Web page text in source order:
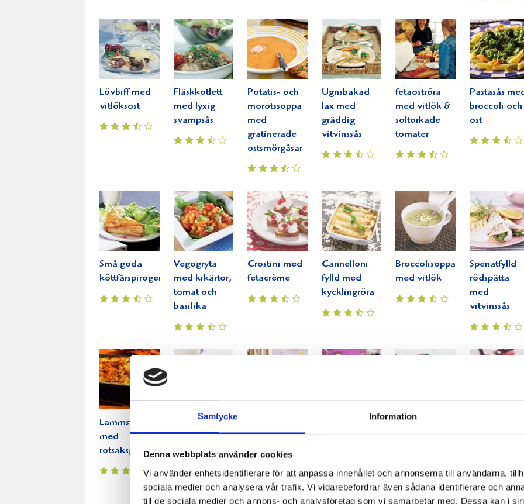
Samtycke Information
Denna webbplats använder cookies
Vi använder enhetsidentifierare för att anpassa innehållet och annonserna till användarna,
sociala medier och analysera vår trafik. Vi vidarebefordrar även sådana identifierare och
till de sociala medier och annons- och analysföretag som vi samarbetar med. Dessa kan i
Lövbiff med
vitlöksost
Fläskkotlett
med lyxig
svampsås
Potatis- och
morotssoppa
med
gratinerade
ostsmörgåsar
Ugnsbakad
lax med
gräddig
vitvinssås
fetaoströra
med vitlök &
soltorkade
tomater
Pastasås
broccoli och
ost
Små goda
köttfärspiroger
Vegogryta
med kikärtor,
tomat och
basilika
Crostini med
fetacrème
Cannelloni
fylld med
kycklingröra
Broccolisoppa
med vitlök
Spenatfylld
rödspätta
med
vitvinssås
Lammstek
med
rotsaksgratäng
Tunnbrödsrulle
med
hemgjord
rostbiff med
potatissallad
Västerbottensost
Krämig soppa
med räkor
ostfyllda